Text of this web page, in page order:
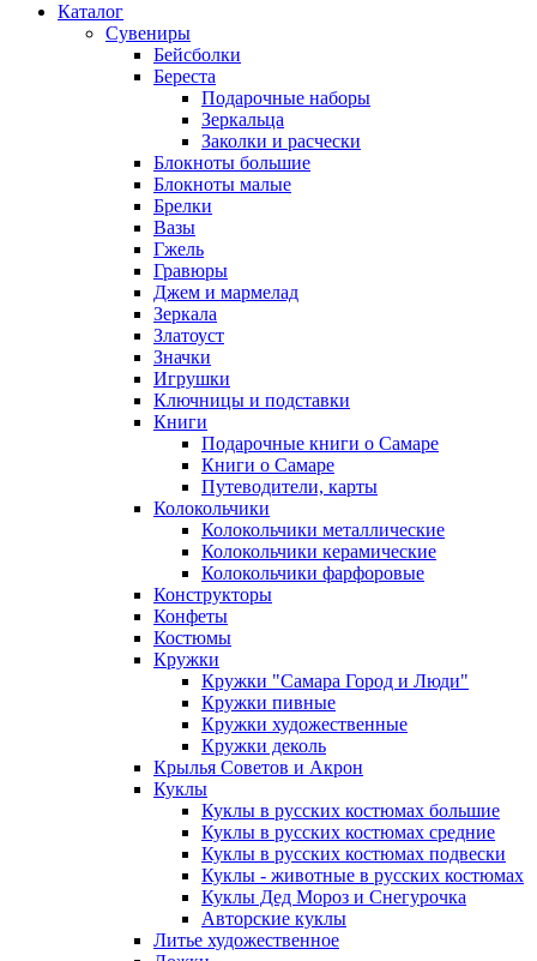
Каталог
Сувениры
Бейсболки
Береста
Подарочные наборы
Зеркальца
Заколки и расчески
Блокноты большие
Блокноты малые
Брелки
Вазы
Гжель
Гравюры
Джем и мармелад
Зеркала
Златоуст
Значки
Игрушки
Ключницы и подставки
Книги
Подарочные книги о Самаре
Книги о Самаре
Путеводители, карты
Колокольчики
Колокольчики металлические
Колокольчики керамические
Колокольчики фарфоровые
Конструкторы
Конфеты
Костюмы
Кружки
Кружки "Самара Город и Люди"
Кружки пивные
Кружки художественные
Кружки деколь
Крылья Советов и Акрон
Куклы
Куклы в русских костюмах большие
Куклы в русских костюмах средние
Куклы в русских костюмах подвески
Куклы - животные в русских костюмах
Куклы Дед Мороз и Снегурочка
Авторские куклы
Литье художественное